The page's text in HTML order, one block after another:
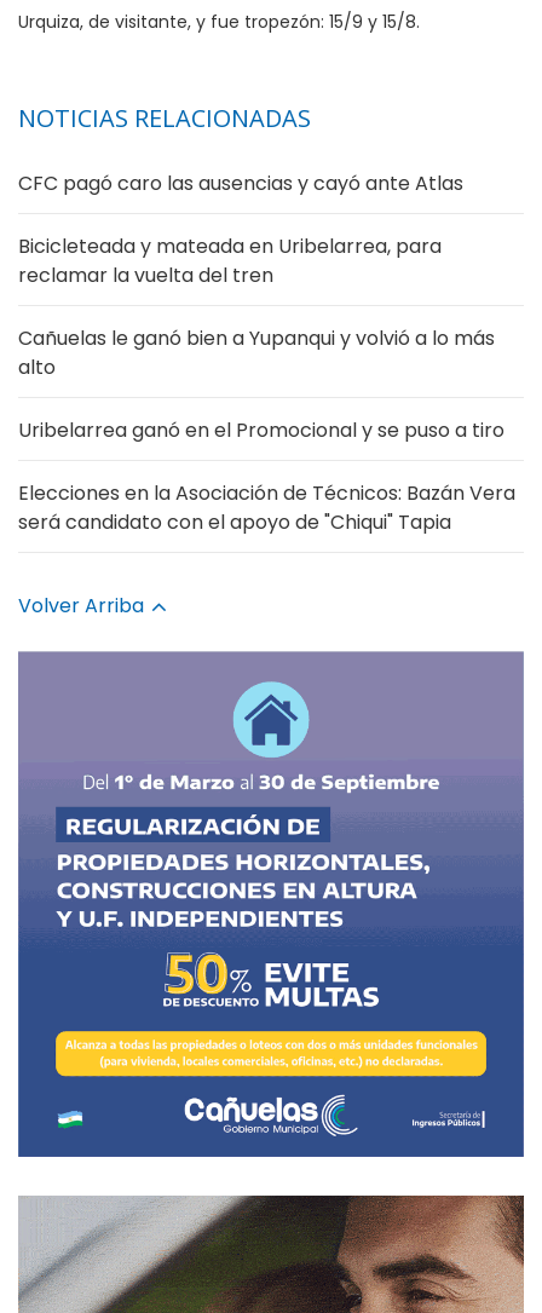
Urquiza, de visitante, y fue tropezón: 15/9 y 15/8.
NOTICIAS RELACIONADAS
CFC pagó caro las ausencias y cayó ante Atlas
Bicicleteada y mateada en Uribelarrea, para
reclamar la vuelta del tren
Cañuelas le ganó bien a Yupanqui y volvió a lo más
alto
Uribelarrea ganó en el Promocional y se puso a tiro
Elecciones en la Asociación de Técnicos: Bazán Vera
será candidato con el apoyo de "Chiqui" Tapia
Volver Arriba